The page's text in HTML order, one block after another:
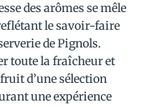
des arômes se mêle
le savoir-faire
de Pignols.
toute la fraîcheur et
d’une sélection
une expérience